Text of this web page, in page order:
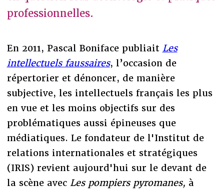
professionnelles.
En 2011, Pascal Boniface publiait Les
intellectuels faussaires, l’occasion de
répertorier et dénoncer, de manière
subjective, les intellectuels français les plus
en vue et les moins objectifs sur des
problématiques aussi épineuses que
médiatiques. Le fondateur de l'Institut de
relations internationales et stratégiques
(IRIS) revient aujourd'hui sur le devant de
la scène avec Les pompiers pyromanes, à